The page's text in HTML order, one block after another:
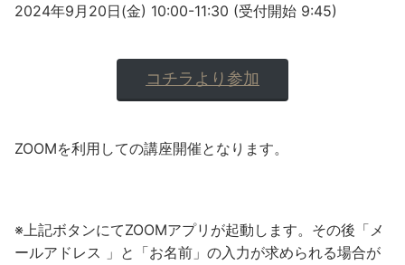
2024年9月20日(金) 10:00-11:30 (受付開始 9:45)
コチラより参加
ZOOMを利用しての講座開催となります。
※上記ボタンにてZOOMアプリが起動します。その後「メ
ールアドレス 」と「お名前」の入力が求められる場合が